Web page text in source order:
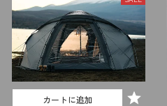
カートに追加